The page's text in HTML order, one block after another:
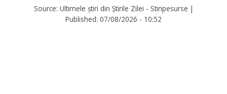
Source: Ultimele știri din Știrile Zilei - Stiripesurse |
Published: 07/08/2026 - 10:52